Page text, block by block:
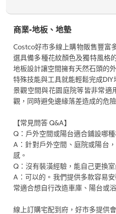
商業-地板、地墊
Costco好市多線上購物販售豐富
選具備多種花紋顏色及獨特風格
地板設計讓空間擁有天然石頭的
特殊技能與工具就能輕鬆完成
景觀空間與花園庭院等皆非常適
觀，同時避免邊緣落差造成的危
【常見問答 Q&A】
Q：戶外空間或陽台適合鋪設哪
A：針對戶外空間、庭院或陽台
感。
Q：沒有裝潢經驗，能自己更換
A：可以的。我們提供多款容易
常適合想自行改造車庫、陽台或
線上訂購宅配到府，好市多提供